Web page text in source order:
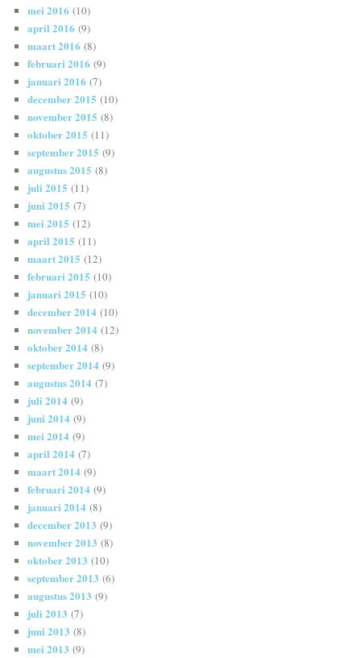
mei 2016 (10)
april 2016 (9)
maart 2016 (8)
februari 2016 (9)
januari 2016 (7)
december 2015 (10)
november 2015 (8)
oktober 2015 (11)
september 2015 (9)
augustus 2015 (8)
juli 2015 (11)
juni 2015 (7)
mei 2015 (12)
april 2015 (11)
maart 2015 (12)
februari 2015 (10)
januari 2015 (10)
december 2014 (10)
november 2014 (12)
oktober 2014 (8)
september 2014 (9)
augustus 2014 (7)
juli 2014 (9)
juni 2014 (9)
mei 2014 (9)
april 2014 (7)
maart 2014 (9)
februari 2014 (9)
januari 2014 (8)
december 2013 (9)
november 2013 (8)
oktober 2013 (10)
september 2013 (6)
augustus 2013 (9)
juli 2013 (7)
juni 2013 (8)
mei 2013 (9)